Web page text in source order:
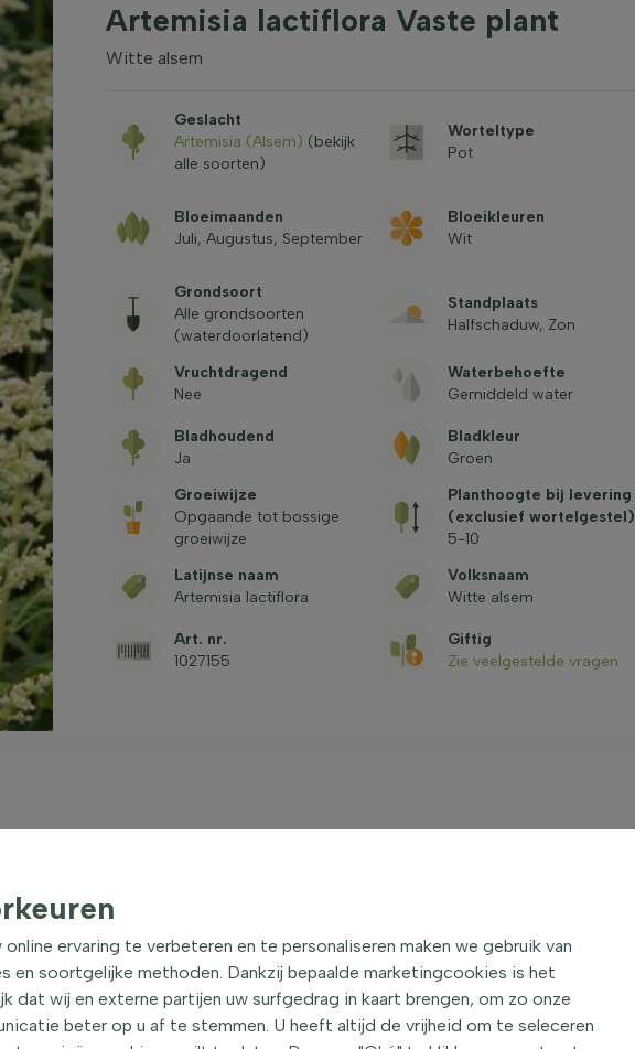
Artemisia lactiflora Vaste plant
Witte alsem
Geslacht
Artemisia (Alsem) (bekijk
alle soorten)
Worteltype
Pot
Bloeimaanden
Juli, Augustus, September
Bloeikleuren
Wit
Grondsoort
Alle grondsoorten
(waterdoorlatend)
Standplaats
Halfschaduw, Zon
Vruchtdragend
Nee
Waterbehoefte
Gemiddeld water
Bladhoudend
Ja
Bladkleur
Groen
Groeiwijze
Opgaande tot bossige
groeiwijze
Planthoogte bij levering
(exclusief wortelgestel)
5-10
Latijnse naam
Artemisia lactiflora
Volksnaam
Witte alsem
Art. nr.
1027155
Giftig
Zie veelgestelde vragen
plant
alsem of Witte bijvoet, is een vaste plant met een
een hoogte bereiken van ongeveer 140 cm en heeft
lactiflora zijn groen van kleur en voelen zacht
bijdraagt aan de aantrekkelijkheid van de plant. De
de bladeren het hele jaar door aan de plant blijven.
en bijen aan, wat een extra voordeel is voor de tuin. De
online ervaring te verbeteren en te personaliseren maken we gebruik van
en soortgelijke methoden. Dankzij bepaalde marketingcookies is het
dat wij en externe partijen uw surfgedrag in kaart brengen, om zo onze
beter op u af te stemmen. U heeft altijd de vrijheid om te seleceren